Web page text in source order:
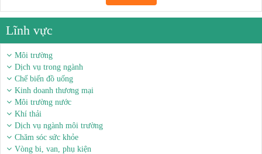
Lĩnh vực
Môi trường
Dịch vụ trong ngành
Chế biến đồ uống
Kinh doanh thương mại
Môi trường nước
Khí thải
Dịch vụ ngành môi trường
Chăm sóc sức khỏe
Vòng bi, van, phụ kiện